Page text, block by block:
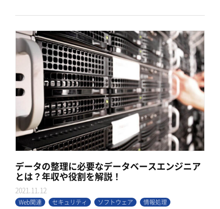
データの整理に必要なデータベースエンジニア
とは？年収や役割を解説！
2021.11.12
Web関連 セキュリティ ソフトウェア 情報処理